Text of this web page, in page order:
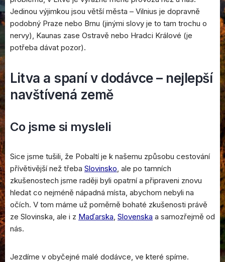
Jedinou výjimkou jsou větší města – Vilnius je dopravně
podobný Praze nebo Brnu (jinými slovy je to tam trochu o
nervy), Kaunas zase Ostravě nebo Hradci Králové (je
potřeba dávat pozor).
Litva a spaní v dodávce – nejlepší
navštívená země
Co jsme si mysleli
Sice jsme tušili, že Pobaltí je k našemu způsobu cestování
přívětivější než třeba Slovinsko, ale po tamních
zkušenostech jsme raději byli opatrní a připraveni znovu
hledat co nejméně nápadná místa, abychom nebyli na
očích. V tom máme už poměrně bohaté zkušenosti právě
ze Slovinska, ale i z Maďarska, Slovenska a samozřejmě od
nás.
Jezdíme v obyčejné malé dodávce, ve které spíme.